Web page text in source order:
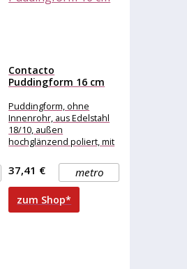
Contacto
Puddingform 16 cm
Puddingform, ohne
Innenrohr, aus Edelstahl
18/10, außen
hochglänzend poliert, mit
metro
37,41 €
zum Shop*